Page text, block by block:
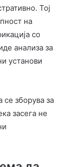
Тој
на
со
анализа за
установи
се зборува за
засега не